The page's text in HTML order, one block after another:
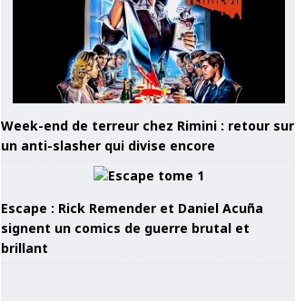
Week-end de terreur chez Rimini : retour sur
un anti-slasher qui divise encore
Escape : Rick Remender et Daniel Acuña
signent un comics de guerre brutal et
brillant